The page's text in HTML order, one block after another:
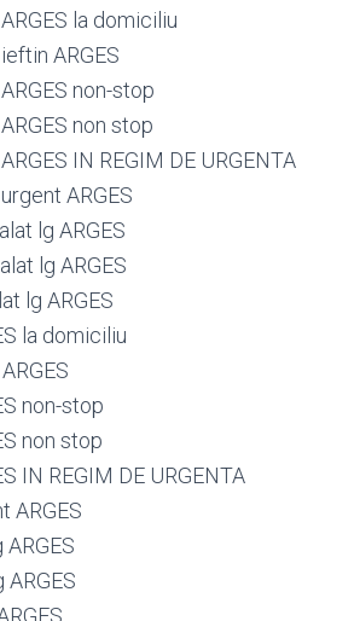
la domiciliu
ARGES
non-stop
non stop
IN REGIM DE URGENTA
ARGES
lg ARGES
lg ARGES
lg ARGES
la domiciliu
non-stop
non stop
IN REGIM DE URGENTA
ARGES